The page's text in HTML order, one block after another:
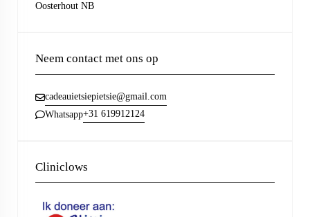
Oosterhout NB
Neem contact met ons op
cadeauietsiepietsie@gmail.com
Whatsapp+31 619912124
Cliniclows